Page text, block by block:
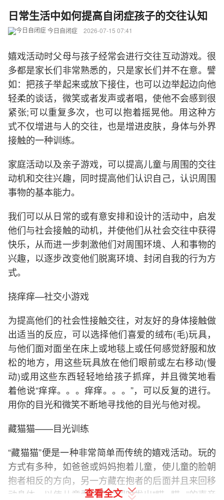
​日常生活中如何提高自闭症孩子的交往认知
今日自闭症 2026-07-15 07:41
嬉戏活动时父母与孩子经常会进行交往互动游戏。很
多都是家长们非常熟悉的，只是家长们并不在意。譬
如：把孩子举起来或放下接住，也可以边举起边向他
轻柔的谈话，微笑或者发声或者唱，使他不会感到很
紧张;可以重复多次，也可以抱着摇晃他。用这种方
式不仅增进与人的交往，也是增进皮肤，身体与外界
接触的一种训练。
家庭活动以及亲子游戏，可以提高儿童与周围的交往
动机和交往兴趣，同时提高他们认识自己，认识周围
事物的基本能力。
我们可以从日常的或有意安排和设计的活动中，启发
他们与社会接触的动机，并使他们从社会交往中获得
快乐，从而进一步刺激他们对周围环境、人和事物的
兴趣，以逐步改变他们脱离环境、封闭自我的行为方
式。
挠痒痒—社交小游戏
为提高他们的社会性接触交往，对友好的身体接触做
出适当的反应，可以选择他们喜爱的绒布(毛)玩具，
与他们面对面坐在床上或地毯上或任何感觉舒服和放
松的地方，用这些玩具放在他们眼前或左右移动(慢
动)或用这些东西轻轻地给孩子抓痒，并且微笑地看
着他说“痒痒。。。痒痒。。。”，可以反复的进行。
用你的目光和微笑不断地寻找他的目光与他对视。
藏猫猫——目光训练
“藏猫猫”便是一种非常简单而传统的嬉戏活动。玩的
方式有多种，如爸爸或妈妈抱着儿童，使儿童的脸朝
抱者相反的方向，另一方藏在抱者的后面并且来回移
动身体，以使儿童看到面部同时发出"瞄--瞄--”的声音
查看全文